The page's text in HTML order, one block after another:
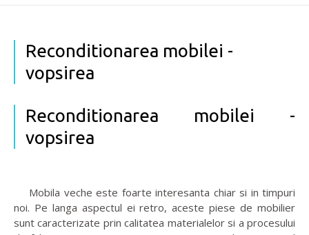
Reconditionarea mobilei -
vopsirea
Reconditionarea mobilei -
vopsirea
Mobila veche este foarte interesanta chiar si in timpuri
noi. Pe langa aspectul ei retro, aceste piese de mobilier
sunt caracterizate prin calitatea materialelor si a procesului